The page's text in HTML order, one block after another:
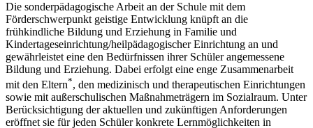
Die sonderpädagogische Arbeit an der Schule mit dem
Förderschwerpunkt geistige Entwicklung knüpft an die
frühkindliche Bildung und Erziehung in Familie und
Kindertageseinrichtung/heilpädagogischer Einrichtung an und
gewährleistet eine den Bedürfnissen ihrer Schüler angemessene
Bildung und Erziehung. Dabei erfolgt eine enge Zusammenarbeit
mit den Eltern*, den medizinisch und therapeutischen Einrichtungen
sowie mit außerschulischen Maßnahmeträgern im Sozialraum. Unter
Berücksichtigung der aktuellen und zukünftigen Anforderungen
eröffnet sie für jeden Schüler konkrete Lernmöglichkeiten in